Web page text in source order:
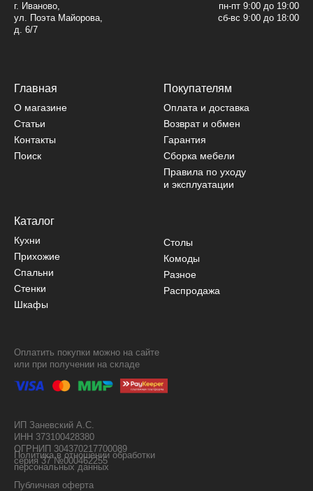
Главная
г. Иваново,
ул. Поэта Майорова,
д. 6/7
О магазине
пн-пт 9:00 до 19:00
сб-вс 9:00 до 18:00
Статьи
Контакты
Поиск
Покупателям
Оплата и доставка
Возврат и обмен
Гарантия
Сборка мебели
Каталог
Кухни
Прихожие
Спальни
Стенки
Шкафы
Столы
Комоды
Разное
Распродажа
Оплатить покупки можно на сайте
или при получении на складе
ИП Заневский А.С.
ИНН 373100428380
ОГРНИП 304370217700089
серия 37 №000462255
Политика в отношении обработки
персональных данных
Публичная оферта
Правила по уходу
и эксплуатации